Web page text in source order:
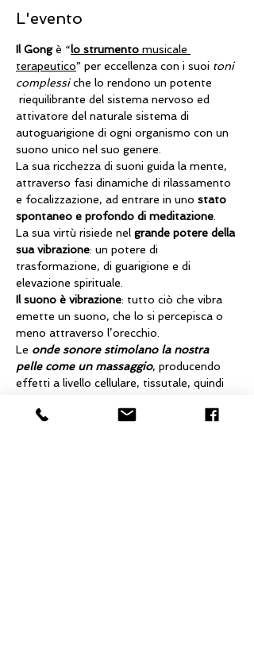
L'evento
Il Gong è “lo strumento musicale
terapeutico” per eccellenza con i suoi toni
complessi che lo rendono un potente
riequilibrante del sistema nervoso ed
attivatore del naturale sistema di
autoguarigione di ogni organismo con un
suono unico nel suo genere.
La sua ricchezza di suoni guida la mente,
attraverso fasi dinamiche di rilassamento
e focalizzazione, ad entrare in uno stato
spontaneo e profondo di meditazione
La sua virtù risiede nel grande potere della
sua vibrazione: un potere di
trasformazione, di guarigione e di
elevazione spirituale.
Il suono è vibrazione: tutto ciò che vibra
emette un suono, che lo si percepisca o
meno attraverso l’orecchio.
Le onde sonore stimolano la nostra
pelle come un massaggio, producendo
effetti a livello cellulare, tissutale, quindi
Questa vibrazione
rimuove blocchi